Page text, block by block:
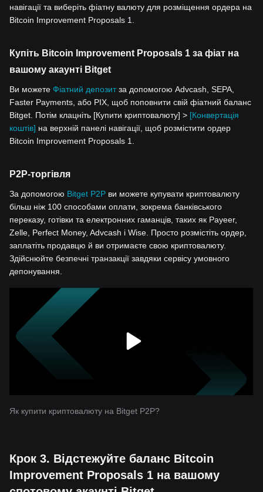
навігації та виберіть фіатну валюту для розміщення ордера на
Bitcoin Improvement Proposals 1.
Купіть Bitcoin Improvement Proposals 1 за фіат на
вашому акаунті Bitget
Ви можете Фіатний депозитза допомогою Advcash, SEPA,
Faster Payments, або PIX, щоб поповнити свій фіатний баланс
Bitget. Потім клацніть [Купити криптовалюту] > [Конвертація
коштів] на верхній панелі навігації, щоб розмістити ордер
Bitcoin Improvement Proposals 1.
P2P-торгівля
За допомогою Bitget P2P ви можете купувати криптовалюту
більш ніж 100 способами оплати, зокрема банківського
переказу, готівки та електронних гаманців, таких як Payeer,
Zelle, Perfect Money, Advcash і Wise. Просто розмістіть ордер,
заплатіть продавцю й ви отримаєте свою криптовалюту.
Здійснюйте безпечні транзакції завдяки сервісу умовного
депонування.
Як купити криптовалюту на Bitget P2P?
Крок 3. Відстежуйте баланс Bitcoin
Improvement Proposals 1 на вашому